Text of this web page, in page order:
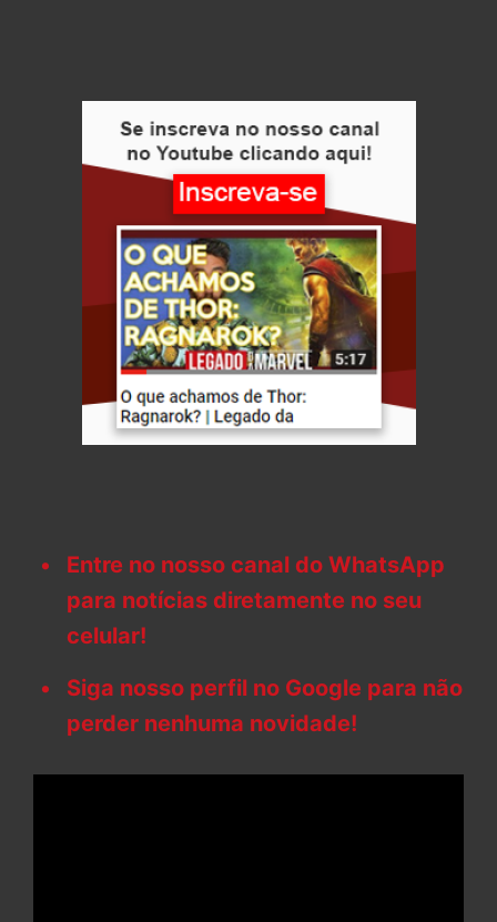
Entre no nosso canal do WhatsApp
para notícias diretamente no seu
celular!
Siga nosso perfil no Google para não
perder nenhuma novidade!